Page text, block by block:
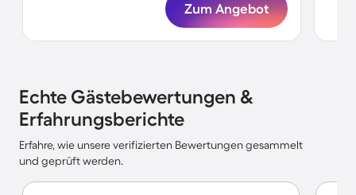
Zum Angebot
Echte Gästebewertungen &
Erfahrungsberichte
Erfahre, wie unsere verifizierten Bewertungen gesammelt
und geprüft werden.